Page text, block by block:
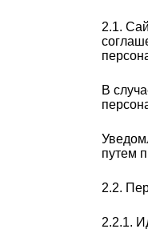
2.1.
В
путем
2.2.
2.2.1.